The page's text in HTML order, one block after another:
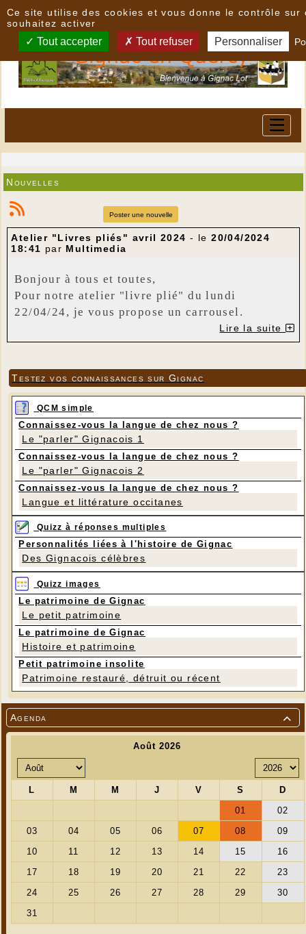

Agenda
Nouvelles
Poster une nouvelle
Atelier "Livres pliés" avril 2024 - le20/04/2024
18:41 par Multimedia
Bonjour à tous et toutes,
Pour notre atelier "livre plié" du lundi
22/04/24, je vous propose un carrousel.
- Un livre de plus de 20 cm de haut et important
- Une règle, un crayon à papier, un gros cutter
ou un bon ciseau, colle bâton, pistolet à colle
bienvenu, 6 ou 7 grands piques à brochette.
- Pour la déco : au choix, perles, bandes de
strass, boutons, rubans…
- Page jointe à imprimer 2 fois. Chevaux et/ou
enfants
Les horaires : 9h 15/ 12h puis 14h / 17h ou les
deux. Possibilité de pique-niquer sur place
Comme d’habitude inscriptions souhaitées et
signaler si vous restez manger.
Sylvie : 06 31 83 17 03
Annette : 06 89 44 72 46 ou
jeannotdebrieannette@orange.fr
Lire la suite
Testez vos connaissances sur Gignac
QCM simple
Connaissez-vous la langue de chez nous ?
Le "parler" Gignacois 1
Connaissez-vous la langue de chez nous ?
Le "parler" Gignacois 2
Connaissez-vous la langue de chez nous ?
Langue et littérature occitanes
Quizz à réponses multiples
Personnalités liées à l'histoire de Gignac
Des Gignacois célèbres
Quizz images
Le patrimoine de Gignac
Le petit patrimoine
Le patrimoine de Gignac
Histoire et patrimoine
Petit patrimoine insolite
Patrimoine restauré, détruit ou récent
Ce site utilise des cookies et vous donne le contrôle sur
souhaitez activer
Tout accepter Tout refuser Personnaliser